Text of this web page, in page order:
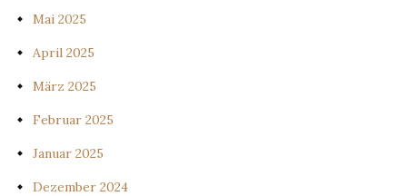
Mai 2025
April 2025
März 2025
Februar 2025
Januar 2025
Dezember 2024